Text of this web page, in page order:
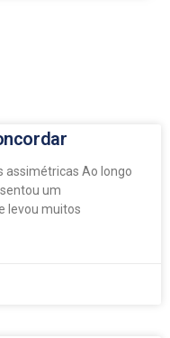
assimétricas Ao longo
um
levou muitos